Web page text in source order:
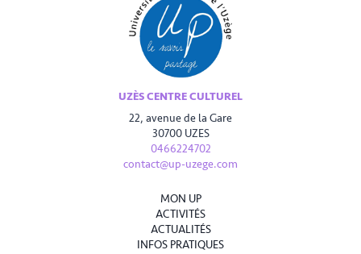
UZÈS CENTRE CULTUREL
22, avenue de la Gare
30700 UZES
0466224702
contact@up-uzege.com
MON UP
ACTIVITÉS
ACTUALITÉS
INFOS PRATIQUES